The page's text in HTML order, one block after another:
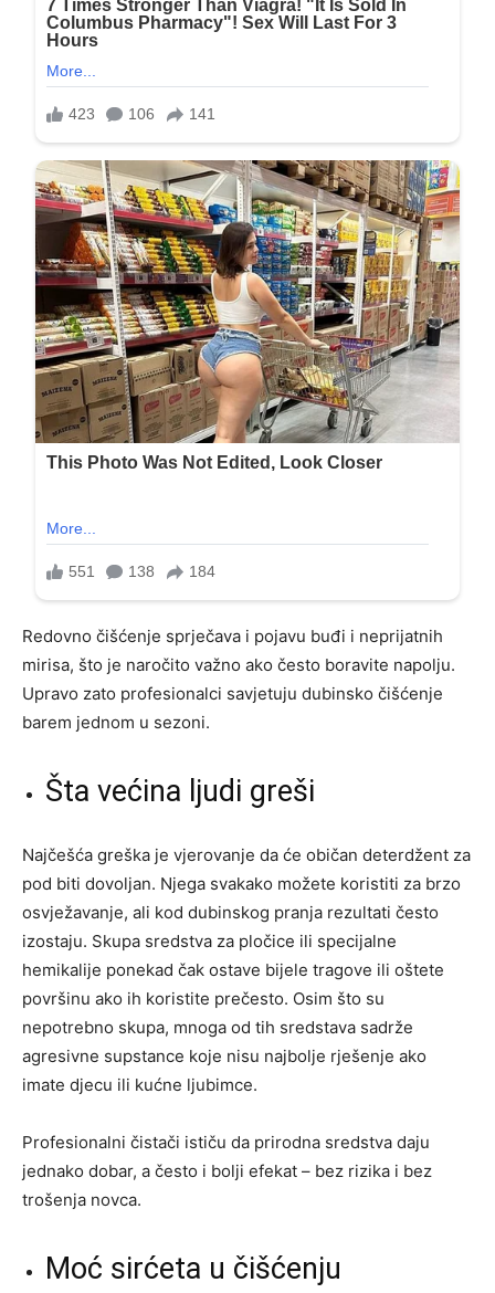
Redovno čišćenje sprječava i pojavu buđi i neprijatnih
mirisa, što je naročito važno ako često boravite napolju.
Upravo zato profesionalci savjetuju dubinsko čišćenje
barem jednom u sezoni.
Šta većina ljudi greši
Najčešća greška je vjerovanje da će običan deterdžent za
pod biti dovoljan. Njega svakako možete koristiti za brzo
osvježavanje, ali kod dubinskog pranja rezultati često
izostaju. Skupa sredstva za pločice ili specijalne
hemikalije ponekad čak ostave bijele tragove ili oštete
površinu ako ih koristite prečesto. Osim što su
nepotrebno skupa, mnoga od tih sredstava sadrže
agresivne supstance koje nisu najbolje rješenje ako
imate djecu ili kućne ljubimce.
Profesionalni čistači ističu da prirodna sredstva daju
jednako dobar, a često i bolji efekat – bez rizika i bez
trošenja novca.
Moć sirćeta u čišćenju